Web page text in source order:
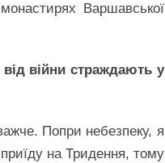
Варшавської
війни страждають у
Попри небезпеку, я
на Тридення, тому